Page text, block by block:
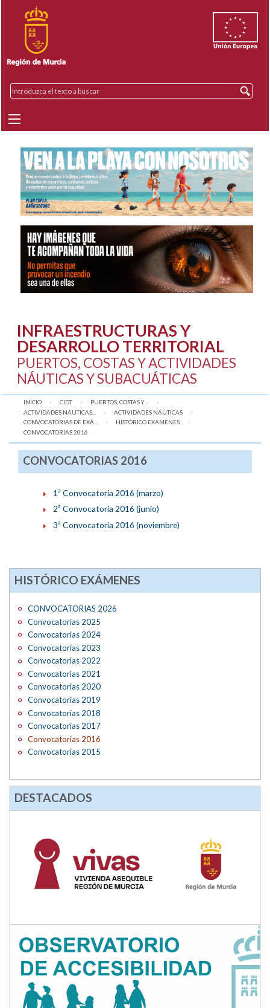
INFRAESTRUCTURAS Y
DESARROLLO TERRITORIAL
PUERTOS, COSTAS Y ACTIVIDADES
NÁUTICAS Y SUBACUÁTICAS
INICIO CIDT
PUERTOS, COSTAS Y ...
ACTIVIDADES NÁUTICAS...
ACTIVIDADES NÁUTICAS
CONVOCATORIAS DE EXÁ...
HISTÓRICO EXÁMENES
AQUÍ:
CONVOCATORIAS 2016
CONVOCATORIAS 2016
1ª Convocatoria 2016 (marzo)
2ª Convocatoria 2016 (junio)
3ª Convocatoria 2016 (noviembre)
HISTÓRICO EXÁMENES
CONVOCATORIAS 2026
Convocatorias 2025
Convocatorias 2024
Convocatorias 2023
Convocatorias 2022
Convocatorias 2021
Convocatorias 2020
Convocatorias 2019
Convocatorias 2018
Convocatorias 2017
Convocatorias 2016
Convocatorias 2015
DESTACADOS